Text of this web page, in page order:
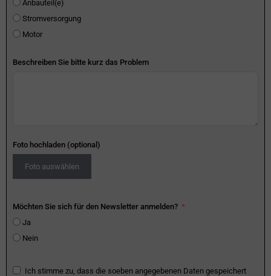
Anbauteil(e)
Stromversorgung
Motor
Beschreiben Sie bitte kurz das Problem
Foto hochladen (optional)
Foto auswählen
Möchten Sie sich für den Newsletter anmelden?
Ja
Nein
Ich stimme zu, dass die soeben angegebenen Daten gespeichert